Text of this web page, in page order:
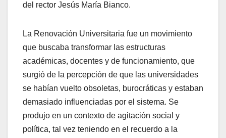
del rector Jesús María Bianco.
La Renovación Universitaria fue un movimiento
que buscaba transformar las estructuras
académicas, docentes y de funcionamiento, que
surgió de la percepción de que las universidades
se habían vuelto obsoletas, burocráticas y estaban
demasiado influenciadas por el sistema. Se
produjo en un contexto de agitación social y
política, tal vez teniendo en el recuerdo a la